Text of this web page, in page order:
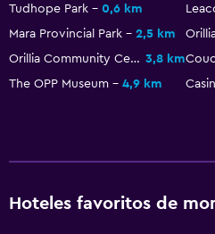
Tudhope Park 0,6 km
Mara Provincial Park
2,5 km
Orillia Community Centre Arena 3,8 km
The OPP Museum
4,9 km
Hoteles favoritos de